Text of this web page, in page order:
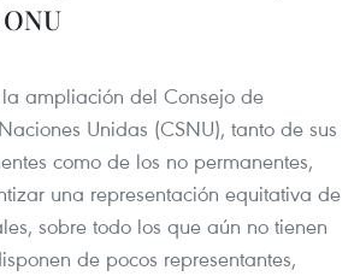
ampliación del Consejo de
Unidas (CSNU), tanto de sus
como de los no permanentes,
una representación equitativa de
sobre todo los que aún no tienen
de pocos representantes,